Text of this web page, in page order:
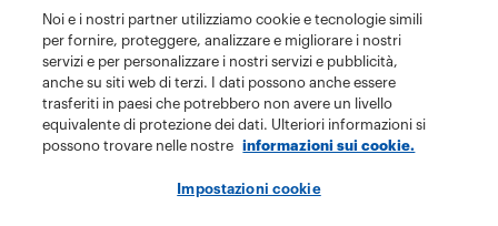
Noi e i nostri partner utilizziamo cookie e tecnologie simili
per fornire, proteggere, analizzare e migliorare i nostri
servizi e per personalizzare i nostri servizi e pubblicità,
anche su siti web di terzi. I dati possono anche essere
trasferiti in paesi che potrebbero non avere un livello
equivalente di protezione dei dati. Ulteriori informazioni si
possono trovare nelle nostre
informazioni sui cookie.
Impostazioni cookie